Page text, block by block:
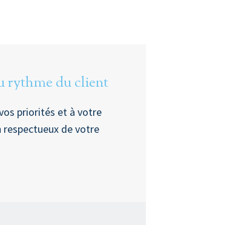
rythme du client
priorités et à votre
de votre